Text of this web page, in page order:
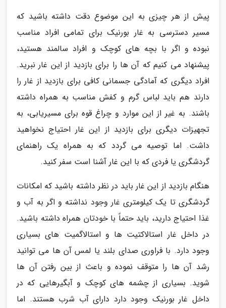
پیش از هر چیزی به این موضوع دقت داشته باشید که
مسیر دسترسی به غار بورنیک برای تمامی افراد مناسب
نبوده و اگر با بچه های کوچک و افراد سالمند هستید،
پیشنهاد می کنیم که آن ها را برای بازدید از این غار نبرید.
افراد دیگری که آمادگی جسمانی کافی برای بازدید از غار را
دارند هم باید لباس گرم و کفش مناسب به همراه داشته
باشند. به غیر از این موارد و چراغ قوه برای مسیریابی، به
تجهیزات دیگری برای بازدید از این غار احتیاج نخواهید
داشت. اما توصیه می گردد که به همراه یک راهنمای
گردشگری یا فردی که با این غار آشنا است سفر کنید.
هنگام بازدید از این غار باید در نظر داشته باشید که امکانات
گردشگری تا یک کیلومتری غار وجود نداشته و اگر به آب و
غذا احتیاج دارید، باید حتماً با خودتان همراه داشته باشید.
در داخل غار استالاکتیت ها و استالاگمیت های بسیاری
وجود دارد. با فراوری صدای بلند یا لمس آن ها می توانید
رشد آن ها را متوقف نموده و باعث از بین رفتن آن ها
شوید. بسیاری از چشمه های کوچک و آبگیرهایی که در
داخل غار بورنیک وجود دارد دارای آب شرب هستند. اما